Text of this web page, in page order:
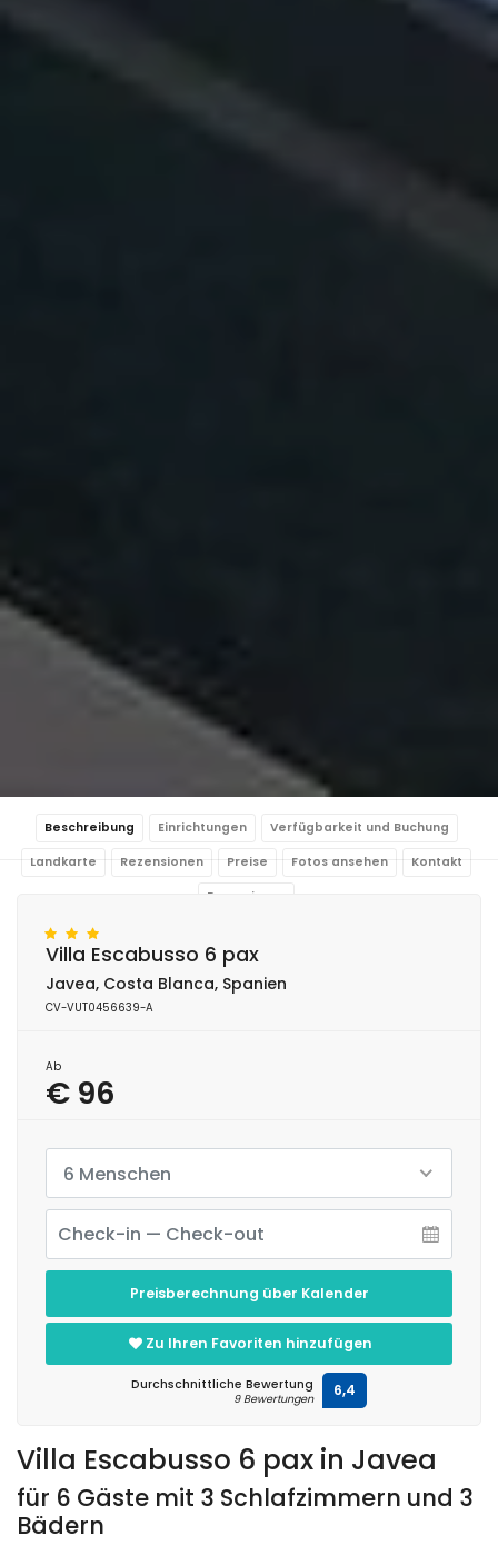
Beschreibung Einrichtungen Verfügbarkeit und Buchung
Landkarte Rezensionen Preise Fotos ansehen Kontakt
Reservieren
Villa Escabusso 6 pax in Javea
für 6 Gäste mit 3 Schlafzimmern und 3
Bädern
Villa Escabusso 6 pax
Javea, Costa Blanca, Spanien
CV-VUT0456639-A
Ab
€ 96
6 Menschen
Preisberechnung über Kalender
Zu Ihren Favoriten hinzufügen
Durchschnittliche Bewertung
9 Bewertungen 6,4